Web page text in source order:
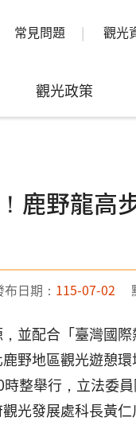
常見問題 觀光
觀光政策
鹿野龍高
布日期： 115-07-02
並配合「臺灣國
野地區觀光遊憩
整舉行，立法委
光發展處科長黃